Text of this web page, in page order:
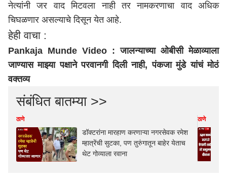
नेत्यांनी जर वाद मिटवला नाही तर नामकरणाचा वाद अधिक
चिघळणार असल्याचे दिसून येत आहे.
हेही वाचा :
Pankaja Munde Video : जालन्याच्या ओबीसी मेळाव्याला
जाण्यास माझ्या पक्षाने परवानगी दिली नाही, पंकजा मुंडे यांचं मोठं
वक्तव्य
संबंधित बातम्या >>
ठाणे
डॉक्टरांना मारहाण करणाऱ्या नगरसेवक रमेश
म्हात्रेंची सुटका, पण तुरुंगातून बाहेर येताच
थेट गोव्याला रवाना
ठाणे